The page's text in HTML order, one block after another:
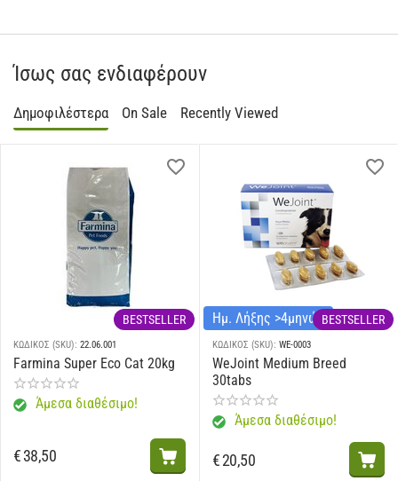
Ίσως σας ενδιαφέρουν
Δημοφιλέστερα On Sale Recently Viewed
BESTSELLER
ΚΩΔΙΚΟΣ (SKU): 22.06.001
Farmina Super Eco Cat 20kg
Άμεσα διαθέσιμο!
€38,50
Ημ. Λήξης >4μηνώνBESTSELLER
ΚΩΔΙΚΟΣ (SKU): WE-0003
WeJoint Medium Breed
30tabs
Άμεσα διαθέσιμο!
€20,50